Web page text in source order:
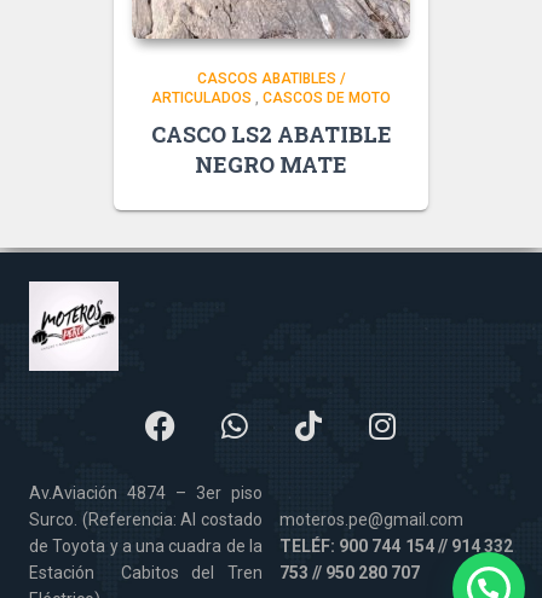
CASCOS ABATIBLES /
ARTICULADOS , CASCOS DE MOTO
CASCO LS2 ABATIBLE
NEGRO MATE
Av.Aviación 4874 – 3er piso
Surco. (Referencia: Al costado
de Toyota y a una cuadra de la
Estación Cabitos del Tren
moteros.pe@gmail.com
TELÉF: 900 744 154 // 914 332
753 // 950 280 707